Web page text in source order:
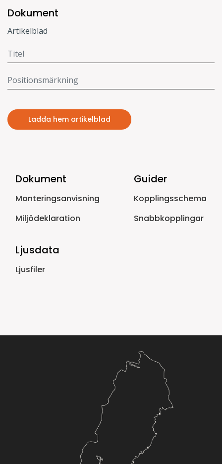
Dokument
Artikelblad
Ladda hem artikelblad
Dokument
Monteringsanvisning
Miljödeklaration
Guider
Kopplingsschema
Snabbkopplingar
Ljusdata
Ljusfiler